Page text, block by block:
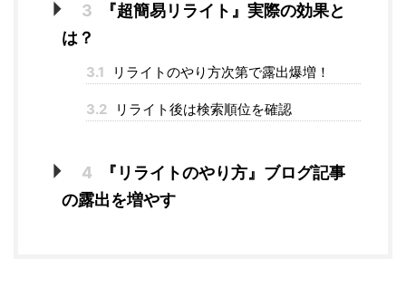
3
『超簡易リライト』実際の効果と
は？
3.1 リライトのやり方次第で露出爆増！
3.2 リライト後は検索順位を確認
4
『リライトのやり方』ブログ記事
の露出を増やす